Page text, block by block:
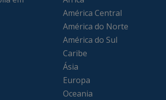
América Central
América do Norte
América do Sul
Caribe
Ásia
Europa
Oceania